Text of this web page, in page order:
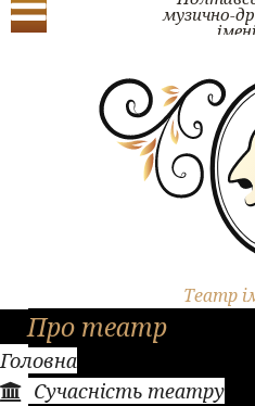
Театр
Про театр
Головна
Сучасність театру
музично-
Проект